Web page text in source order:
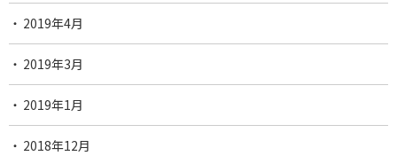
2019年4月
2019年3月
2019年1月
2018年12月